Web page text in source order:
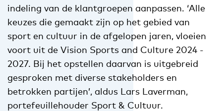
indeling van de klantgroepen aanpassen. ‘Alle
keuzes die gemaakt zijn op het gebied van
sport en cultuur in de afgelopen jaren, vloeien
voort uit de Vision Sports and Culture 2024 -
2027. Bij het opstellen daarvan is uitgebreid
gesproken met diverse stakeholders en
betrokken partijen’, aldus Lars Laverman,
portefeuillehouder Sport & Cultuur.